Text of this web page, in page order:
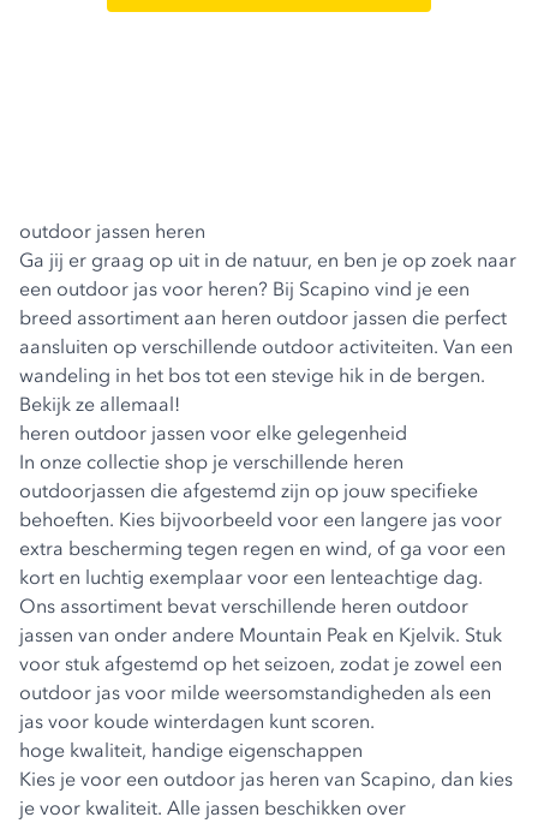
outdoor jassen heren
Ga jij er graag op uit in de natuur, en ben je op zoek naar
een outdoor jas voor heren? Bij Scapino vind je een
breed assortiment aan heren outdoor jassen die perfect
aansluiten op verschillende outdoor activiteiten. Van een
wandeling in het bos tot een stevige hik in de bergen.
Bekijk ze allemaal!
heren outdoor jassen voor elke gelegenheid
In onze collectie shop je verschillende heren
outdoorjassen die afgestemd zijn op jouw specifieke
behoeften. Kies bijvoorbeeld voor een langere jas voor
extra bescherming tegen regen en wind, of ga voor een
kort en luchtig exemplaar voor een lenteachtige dag.
Ons assortiment bevat verschillende heren outdoor
jassen van onder andere Mountain Peak en Kjelvik. Stuk
voor stuk afgestemd op het seizoen, zodat je zowel een
outdoor jas voor milde weersomstandigheden als een
jas voor koude winterdagen kunt scoren.
hoge kwaliteit, handige eigenschappen
Kies je voor een outdoor jas heren van Scapino, dan kies
je voor kwaliteit. Alle jassen beschikken over